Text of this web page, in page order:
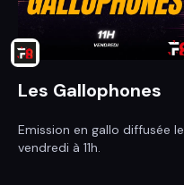
Les Gallophones
Emission en gallo diffusée le
vendredi à 11h.